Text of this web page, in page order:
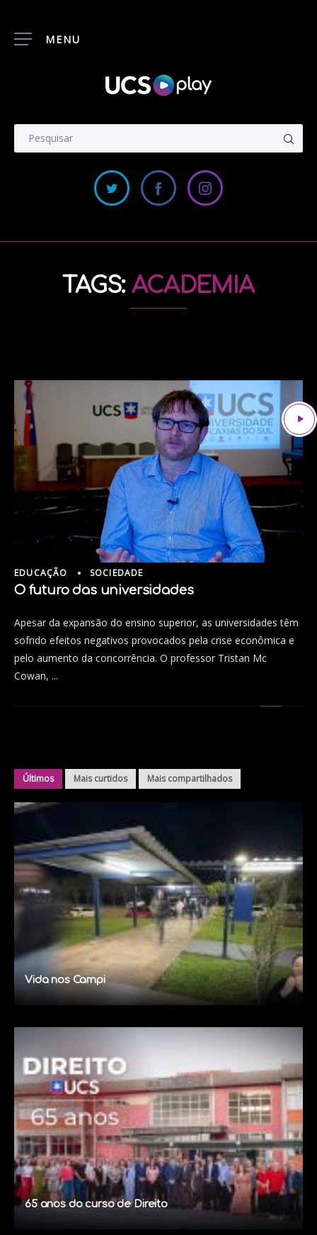
MENU
TAGS: ACADEMIA
EDUCAÇÃO SOCIEDADE
O futuro das universidades
Apesar da expansão do ensino superior, as universidades têm
sofrido efeitos negativos provocados pela crise econômica e
pelo aumento da concorrência. O professor Tristan Mc
Cowan, ...
Últimos Mais curtidos Mais compartilhados
Vida nos Campi
65 anos do curso de Direito